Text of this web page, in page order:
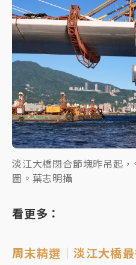
淡江大橋閉合節塊昨吊起
圖。葉志明攝
看更多：
周末精選｜淡江大橋